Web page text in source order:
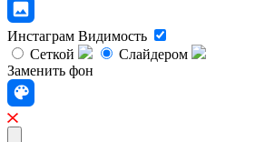
Инстаграм Видимость
Сеткой
Слайдером
Заменить фон